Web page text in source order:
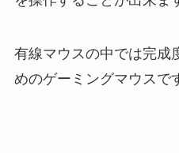
有線マウスの中では完成
めのゲーミングマウスで